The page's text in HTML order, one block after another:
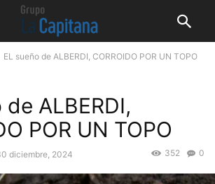
EL sueño de ALBERDI, CORROIDO POR UN TOPO
ALBERDI,
POR UN TOPO
diciembre, 2024 0
352